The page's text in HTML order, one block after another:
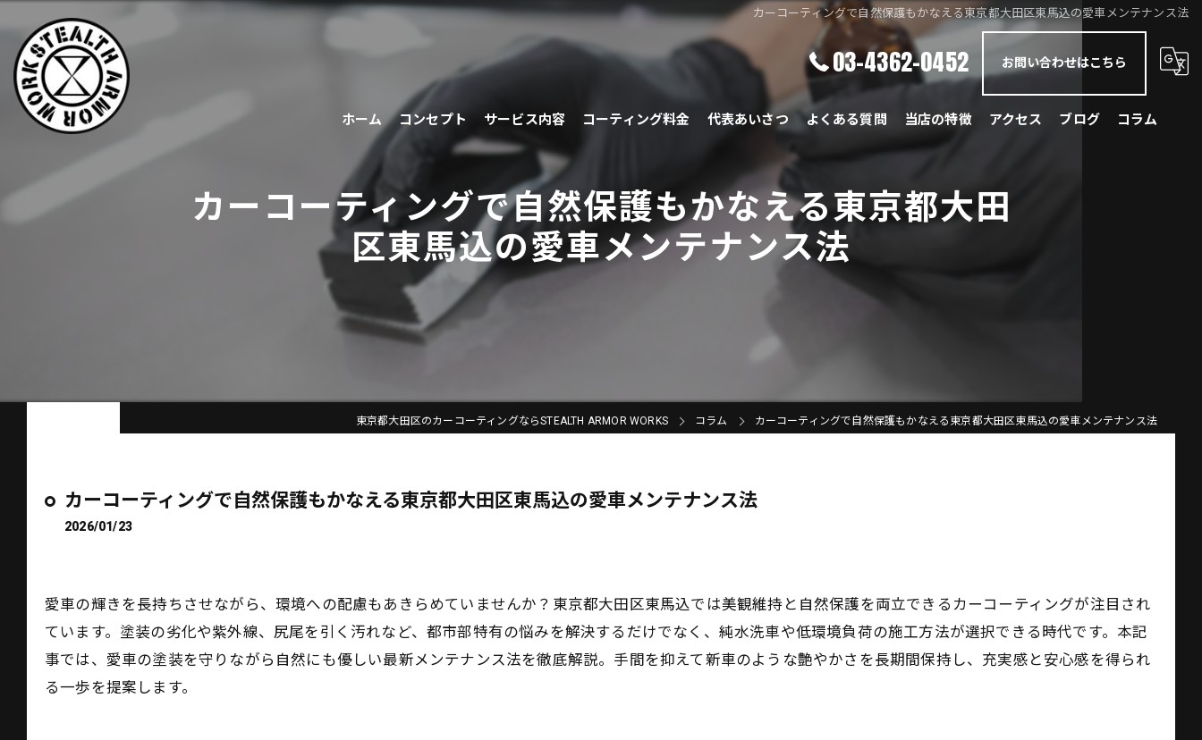
カーコーティングで自然保護もかなえる東京都大田区東馬込の愛車メンテナンス法
03-4362-0452 お問い合わせはこちら
ホーム コンセプト サービス内容 コーティング料金 代表あいさつ よくある質問 当店の特徴
BMW
アクセス ブログ コラム
カーコーティングで自然保護もかなえる東京都大田
区東馬込の愛車メンテナンス法
東京都大田区のカーコーティングならSTEALTH ARMOR WORKS コラム カーコーティングで自然保護もかなえる東京都大田区東馬込の愛車メンテナンス法
カーコーティングで自然保護もかなえる東京都大田区東馬込の愛車メンテナンス法
2026/01/23
愛車の輝きを長持ちさせながら、環境への配慮もあきらめていませんか？東京都大田区東馬込では美観維持と自然保護を両立できるカーコーティングが注目され
ています。塗装の劣化や紫外線、尻尾を引く汚れなど、都市部特有の悩みを解決するだけでなく、純水洗車や低環境負荷の施工方法が選択できる時代です。本記
事では、愛車の塗装を守りながら自然にも優しい最新メンテナンス法を徹底解説。手間を抑えて新車のような艶やかさを長期間保持し、充実感と安心感を得られ
る一歩を提案します。